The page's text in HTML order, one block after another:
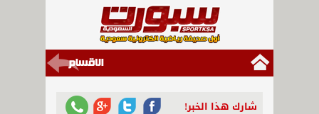
شارك هذا الخبر!